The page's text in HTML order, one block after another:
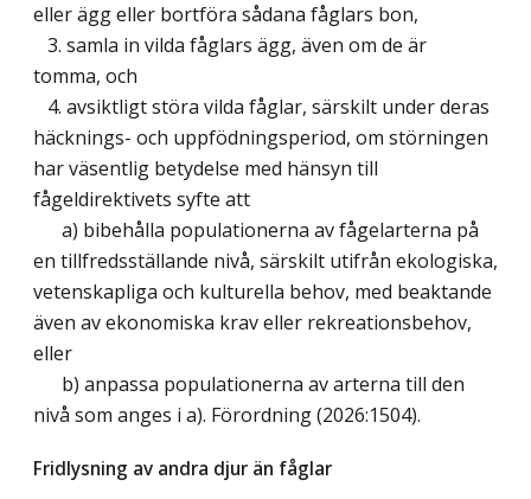
eller ägg eller bortföra sådana fåglars bon,
3. samla in vilda fåglars ägg, även om de är
tomma, och
4. avsiktligt störa vilda fåglar, särskilt under deras
häcknings- och uppfödningsperiod, om störningen
har väsentlig betydelse med hänsyn till
fågeldirektivets syfte att
a) bibehålla populationerna av fågelarterna på
en tillfredsställande nivå, särskilt utifrån ekologiska,
vetenskapliga och kulturella behov, med beaktande
även av ekonomiska krav eller rekreationsbehov,
eller
b) anpassa populationerna av arterna till den
nivå som anges i a). Förordning (2026:1504).
Fridlysning av andra djur än fåglar